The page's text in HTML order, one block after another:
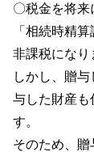
〇税金を将
「相続時精
非課税になり
しかし、贈
与した財産も
す。
そのため、